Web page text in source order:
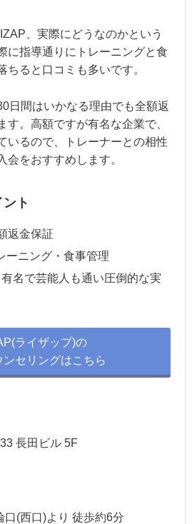
、実際にどうなのかという
に指導通りにトレーニングと食
ちると口コミも多いです。
日間はいかなる理由でも全額返
す。高額ですが有名な企業で、
いるので、トレーナーとの相性
会をおすすめします。
ト
返金保証
ーニング・食事管理
名で芸能人も通い圧倒的な実
ライザップ)の
ンセリングはこちら
長田ビル 5F
(西口)より 徒歩約6分